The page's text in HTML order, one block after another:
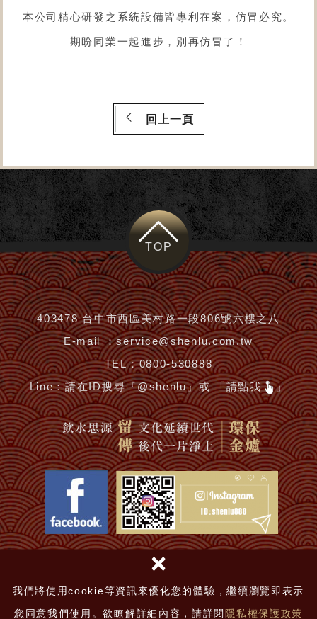
我們將使用cookie等資訊來優化您的體驗，繼續瀏覽即表示
您同意我們使用。欲瞭解詳細內容，請詳閱 隱私權保護政策
×
本公司精心研發之系統設備皆專利在案，仿冒必究。
期盼同業一起進步，別再仿冒了！
回上一頁
TOP
403478 台中市西區美村路一段806號六樓之八
E-mail ：service@shenlu.com.tw
TEL：0800-530888
Line：請在ID搜尋『@shenlu』或 「請點我 」
鴻安法律事務所-吳于安律師擔任常年律師顧問
神爐企業有限公司 © 2018|網頁設計 │ 新視野